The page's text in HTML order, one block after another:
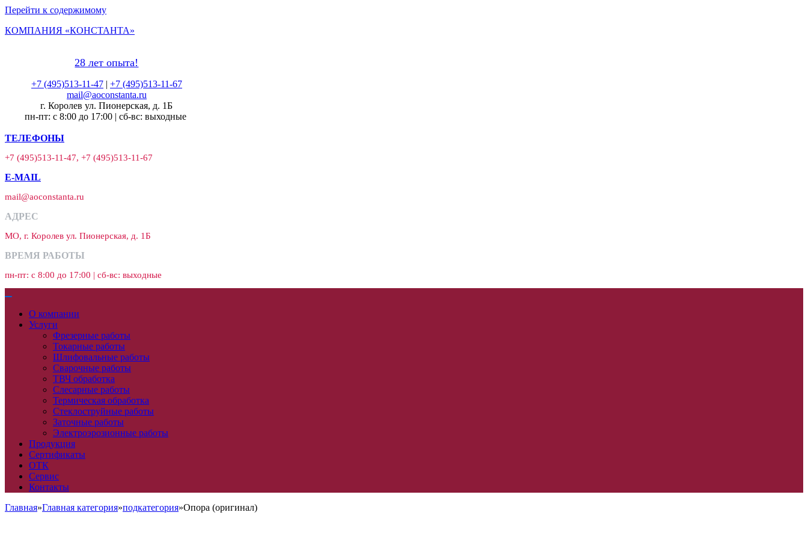
Перейти к содержимому
КОМПАНИЯ «КОНСТАНТА»
28 лет опыта!
+7 (495)513-11-47| +7 (495)513-11-67
mail@aoconstanta.ru
г. Королев ул. Пионерская, д. 1Б
пн-пт: с 8:00 до 17:00 | сб-вс: выходные
ТЕЛЕФОНЫ
+7 (495)513-11-47, +7 (495)513-11-67
E-MAIL
mail@aoconstanta.ru
АДРЕС
МО, г. Королев ул. Пионерская, д. 1Б
ВРЕМЯ РАБОТЫ
пн-пт: с 8:00 до 17:00 | сб-вс: выходные
О компании
Услуги
Фрезерные работы
Токарные работы
Шлифовальные работы
Сварочные работы
ТВЧ обработка
Слесарные работы
Термическая обработка
Стеклоструйные работы
Заточные работы
Электроэрозионные работы
Продукция
Сертификаты
ОТК
Сервис
Контакты
Главная»Главная категория»подкатегория»Опора (оригинал)